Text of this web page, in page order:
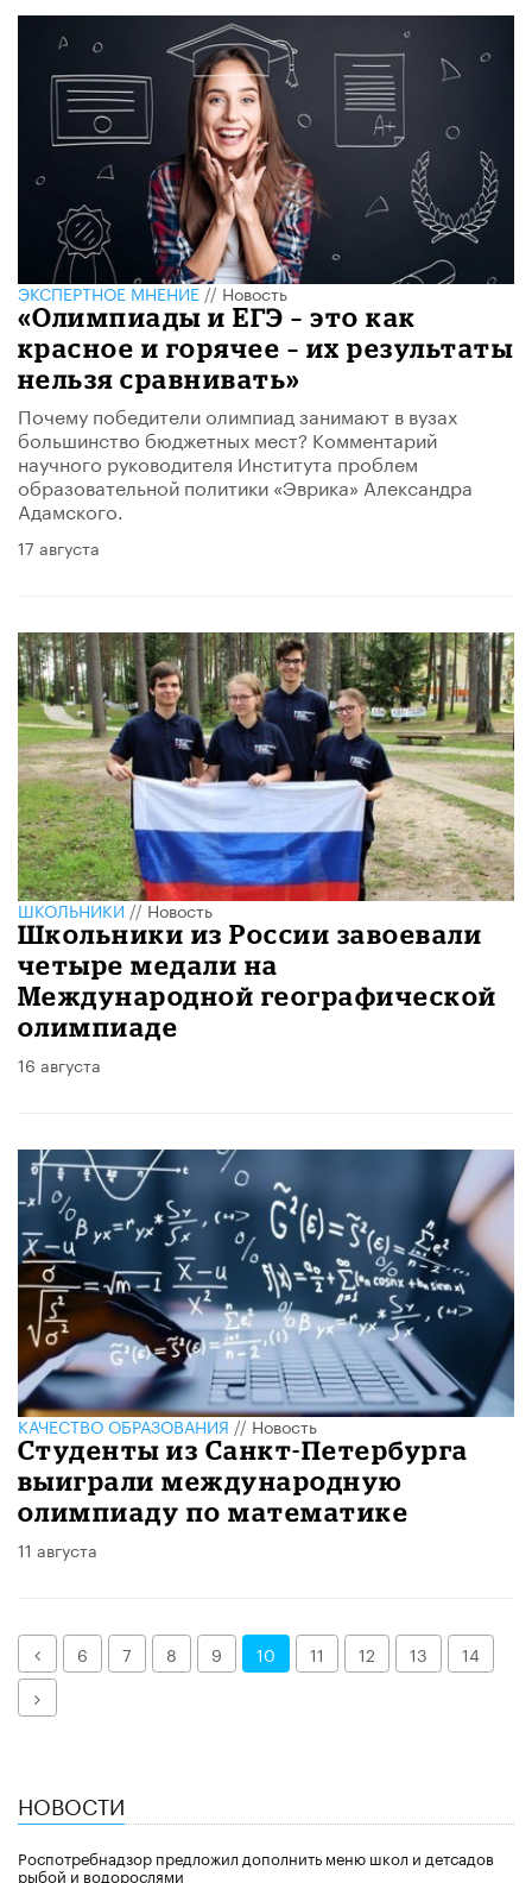
ЭКСПЕРТНОЕ МНЕНИЕ//Новость
«Олимпиады и ЕГЭ – это как
красное и горячее – их результаты
нельзя сравнивать»
Почему победители олимпиад занимают в вузах
большинство бюджетных мест? Комментарий
научного руководителя Института проблем
образовательной политики «Эврика» Александра
Адамского.
17 августа
ШКОЛЬНИКИ//Новость
Школьники из России завоевали
четыре медали на
Международной географической
олимпиаде
16 августа
КАЧЕСТВО ОБРАЗОВАНИЯ//Новость
Студенты из Санкт-Петербурга
выиграли международную
олимпиаду по математике
11 августа
Назад
6 7 8 9 10 11 12 13
14
Далее
НОВОСТИ
Роспотребнадзор предложил дополнить меню школ и детсадов
рыбой и водорослями